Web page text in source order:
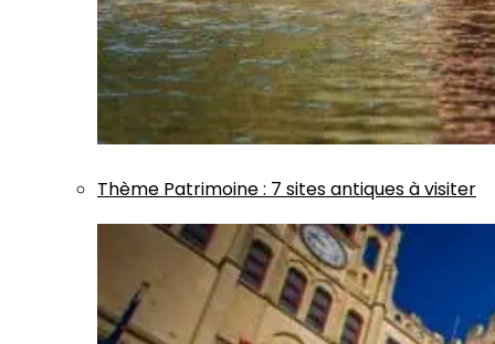
Thème Patrimoine: 7 sites antiques à visiter